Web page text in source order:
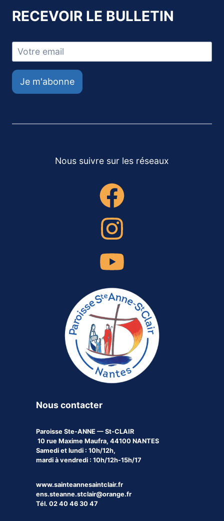
RECEVOIR LE BULLETIN
Je m'abonne
Nous suivre sur les réseaux
Nous contacter
Paroisse Ste-ANNE — St-CLAIR
10 rue Maxime Maufra, 44100 NANTES
Samedi et lundi : 10h/12h,
mardi à vendredi : 10h/12h-15h/17
www.sainteannesaintclair.fr
ens.steanne.stclair@orange.fr
Tél. 02 40 46 30 47